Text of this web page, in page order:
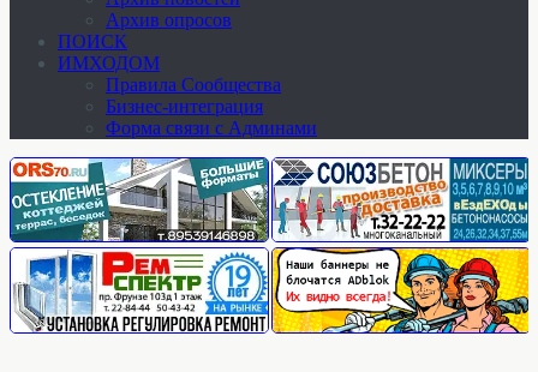
Архив опросов
ПОИСК
ИМХОДОМ
Правила Сообщества
Бизнес-интеграция
Форма связи с Админами